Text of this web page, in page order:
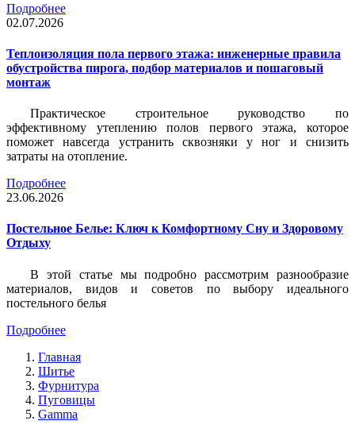
Подробнее
02.07.2026
Теплоизоляция пола первого этажа: инженерные правила
обустройства пирога, подбор материалов и пошаговый
монтаж
Практическое строительное руководство по
эффективному утеплению полов первого этажа, которое
поможет навсегда устранить сквозняки у ног и снизить
затраты на отопление.
Подробнее
23.06.2026
Постельное Белье: Ключ к Комфортному Сну и Здоровому
Отдыху
В этой статье мы подробно рассмотрим разнообразие
материалов, видов и советов по выбору идеального
постельного белья
Подробнее
Главная
Шитье
Фурнитура
Пуговицы
Gamma